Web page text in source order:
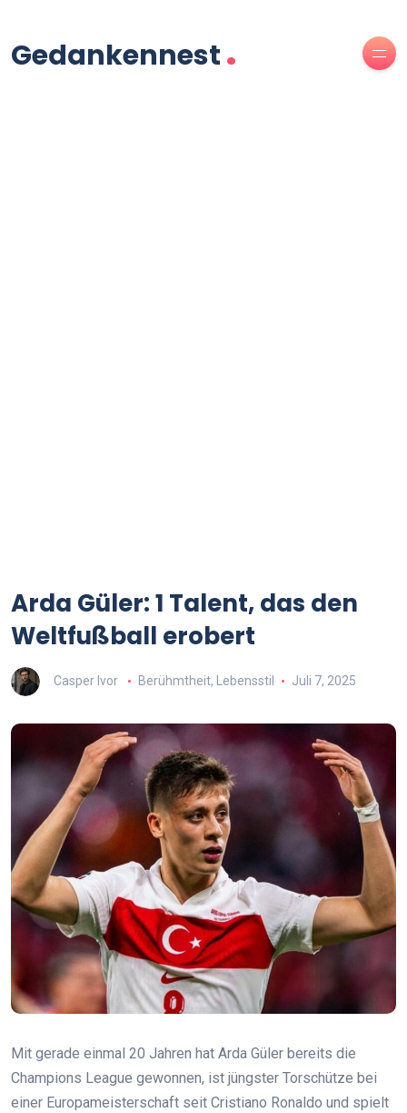
Gedankennest.
Arda Güler: 1 Talent, das den
Weltfußball erobert
Casper Ivor Berühmtheit, Lebensstil Juli 7, 2025
Mit gerade einmal 20 Jahren hat Arda Güler bereits die
Champions League gewonnen, ist jüngster Torschütze bei
einer Europameisterschaft seit Cristiano Ronaldo und spielt